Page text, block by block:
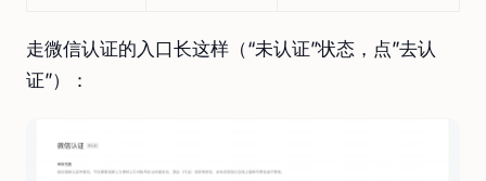
走微信认证的入口长这样（“未认证”状态，点”去认
证”）：